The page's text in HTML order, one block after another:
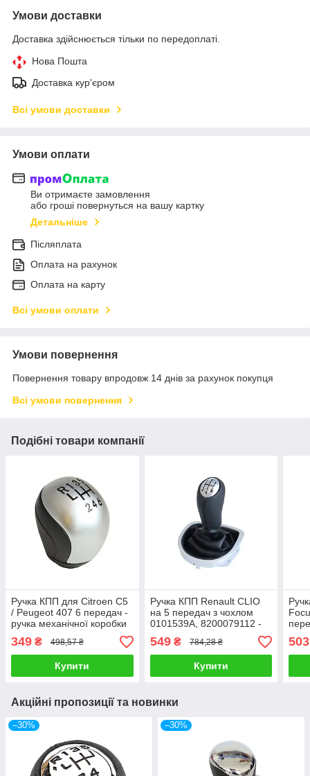
Умови доставки
Доставка здійснюється тільки по передоплаті.
Нова Пошта
Доставка кур'єром
Всі умови доставки
Умови оплати
Ви отримаєте замовлення
або гроші повернуться на вашу картку
Детальніше
Післяплата
Оплата на рахунок
Оплата на карту
Всі умови оплати
Умови повернення
Повернення товару впродовж 14 днів за рахунок покупця
Всі умови повернення
Подібні товари компанії
Ручка КПП для Citroen C5
/ Peugeot 407 6 передач -
ручка механічної коробки
349 ₴ 498,57 ₴
Купити
Ручка КПП Renault CLIO
на 5 передач з чохлом
0101539A, 8200079112 -
ручка механічної коробки
передач
549₴ 784,28 ₴
Купити
503
Акційні пропозиції та новинки
–30% –30%